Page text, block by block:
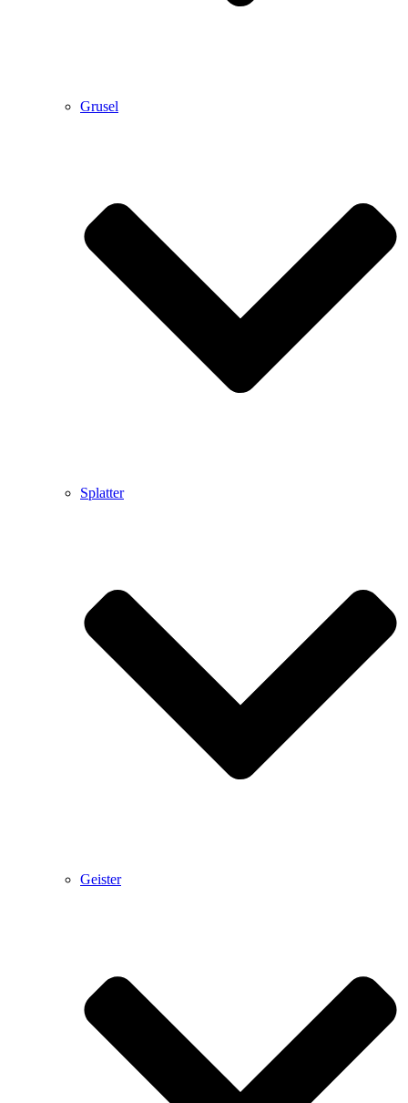
Grusel
Splatter
Geister